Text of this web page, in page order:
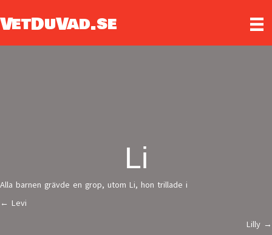
VetDuVad.se
Li
Alla barnen grävde en grop, utom Li, hon trillade i
Posts
← Levi
Lilly →